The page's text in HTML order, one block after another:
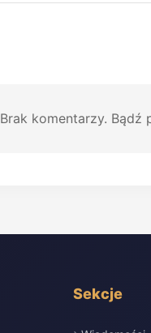
Brak komentarzy. Bądź
Sekcje